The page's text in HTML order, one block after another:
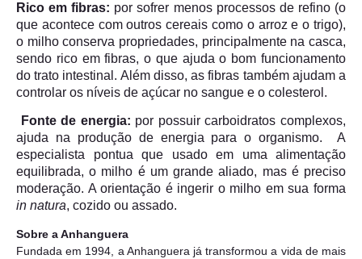
Rico em fibras: por sofrer menos processos de refino (o
que acontece com outros cereais como o arroz e o trigo),
o milho conserva propriedades, principalmente na casca,
sendo rico em fibras, o que ajuda o bom funcionamento
do trato intestinal. Além disso, as fibras também ajudam a
controlar os níveis de açúcar no sangue e o colesterol.
Fonte de energia: por possuir carboidratos complexos,
ajuda na produção de energia para o organismo. A
especialista pontua que usado em uma alimentação
equilibrada, o milho é um grande aliado, mas é preciso
moderação. A orientação é ingerir o milho em sua forma
in natura, cozido ou assado.
Sobre a Anhanguera
Fundada em 1994, a Anhanguera já transformou a vida de mais